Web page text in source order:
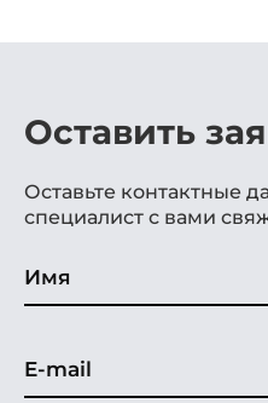
Оставить
Оставьте контактные
специалист с вами